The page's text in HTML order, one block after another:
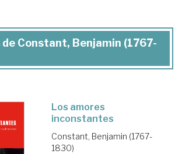
Constant, Benjamin (1767-
Los amores
inconstantes
Constant, Benjamin (1767-
1830)